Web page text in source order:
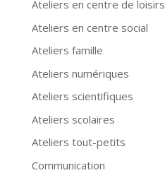
Ateliers en centre de loisirs
Ateliers en centre social
Ateliers famille
Ateliers numériques
Ateliers scientifiques
Ateliers scolaires
Ateliers tout-petits
Communication